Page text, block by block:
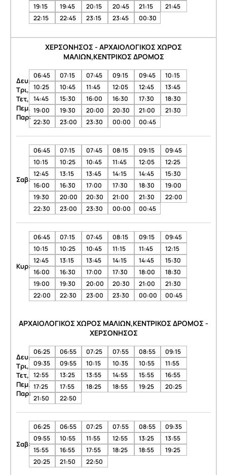
19:15
19:45 20:15 20:45 21:15
21:45
22:15
22:45 23:15 23:45 00:30
ΧΕΡΣΟΝΗΣΟΣ - ΑΡΧΑΙΟΛΟΓΙΚΟΣ ΧΩΡΟΣ
ΜΑΛΙΩΝ,ΚΕΝΤΡΙΚΟΣ ΔΡΟΜΟΣ
Δευ,
Τρι,
Τετ,
Πεμ,
Παρ:
06:45 07:15 07:45 09:15 09:45
10:15
10:25
10:45 11:45 12:05 12:45
13:45
14:45
15:30 16:00 16:30 17:30
18:30
19:00
19:30 20:00 20:30 21:00
21:30
22:30
23:00 23:30 00:00 00:45
Σαβ:
06:45 07:15 07:45 08:15 09:15
09:45
10:15
10:25 10:45 11:45 12:05
12:25
12:45
13:15 13:45 14:15 14:45
15:30
16:00
16:30 17:00 17:30 18:30
19:00
19:30
20:00 20:30 21:00 21:30
22:00
22:30
23:00 23:30 00:00 00:45
Κυρ:
06:45 07:15 07:45 08:15 09:15
09:45
10:15
10:25 10:45 11:15 11:45
12:15
12:45
13:15 13:45 14:15 14:45
15:30
16:00
16:30 17:00 17:30 18:00
18:30
19:00
19:30 20:00 20:30 21:00
21:30
22:00
22:30 23:00 23:30 00:00 00:45
ΑΡΧΑΙΟΛΟΓΙΚΟΣ ΧΩΡΟΣ ΜΑΛΙΩΝ,ΚΕΝΤΡΙΚΟΣ ΔΡΟΜΟΣ -
ΧΕΡΣΟΝΗΣΟΣ
Δευ,
Τρι,
Τετ,
Πεμ,
Παρ:
06:25 06:55 07:25 07:55 08:55
09:15
09:35
09:55 10:15 10:35 10:55
11:55
12:55
13:25 13:55 14:55 15:55
16:55
17:25
17:55 18:25 18:55 19:25
20:25
21:50
22:50
Σαβ:
06:25 06:55 07:25 07:55 08:55
09:35
09:55
10:55 11:55 12:55 13:25
13:55
15:55
16:55 17:55 18:25 18:55
19:25
20:25
21:50 22:50